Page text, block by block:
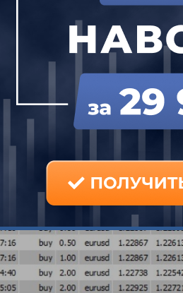
поддержки и
подход он пробовал
Геннадий решил дать
Снайпера, а потом и на
что результаты тут же
Скорее наоборот, были
он входил в рынок,
стал расти.